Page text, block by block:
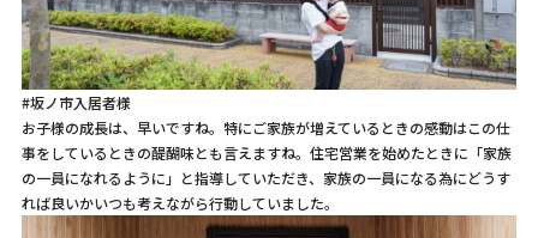
#坂ノ市入居者様
お子様の成長は、早いですね。特にご家族が増えているときの感動はこの仕
事をしているときの醍醐味とも言えますね。住宅営業を始めたときに「家族
の一員になれるように」と指導していただき、家族の一員になる為にどうす
れば良いかいつも考えながら行動していました。